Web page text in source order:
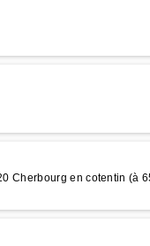
Cherbourg en cotentin (à